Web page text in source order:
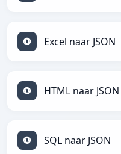
Excel naar JSON
HTML naar JSON
SQL naar JSON